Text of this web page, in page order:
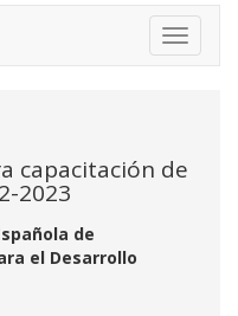
Toggle
capacitación de
2023
de
el Desarrollo